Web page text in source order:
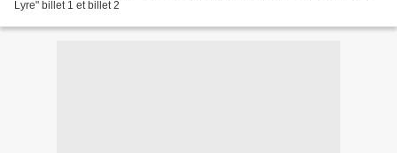
Lyre" billet 1 et billet 2